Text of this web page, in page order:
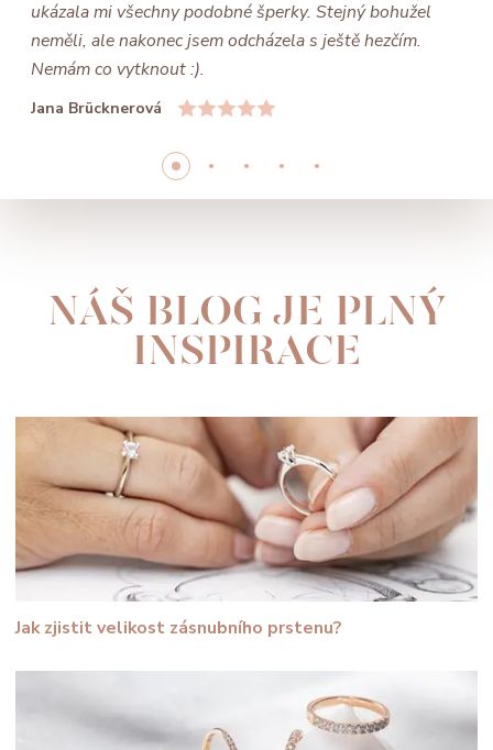
ukázala mi všechny podobné šperky. Stejný bohužel
neměli, ale nakonec jsem odcházela s ještě hezčím.
Nemám co vytknout :).
Jana Brücknerová
NÁŠ BLOG JE PLNÝ
INSPIRACE
Jak zjistit velikost zásnubního prstenu?